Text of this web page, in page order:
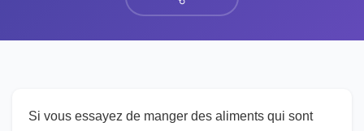
Si vous essayez de manger des aliments qui sont